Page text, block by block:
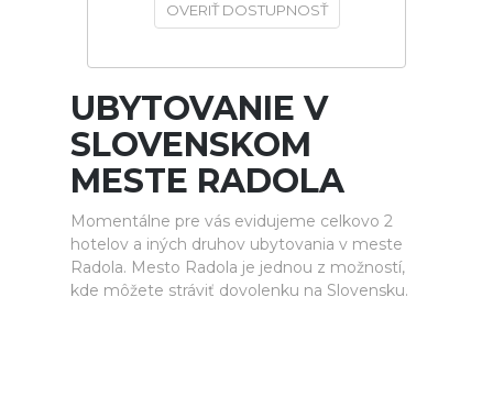
OVERIŤ DOSTUPNOSŤ
UBYTOVANIE V
SLOVENSKOM
MESTE RADOLA
Momentálne pre vás evidujeme celkovo 2
hotelov a iných druhov ubytovania v meste
Radola. Mesto Radola je jednou z možností,
kde môžete stráviť dovolenku na Slovensku.